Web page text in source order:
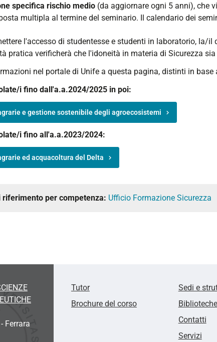
specifica rischio medio (da aggiornare ogni 5 anni), che
multipla al termine del seminario. Il calendario dei
l'accesso di studentesse e studenti in laboratorio, la/il
pratica verificherà che l'idoneità in materia di Sicurezza
nel portale di Unife a questa pagina, distinti in base
i fino dall'a.a.2024/2025 in poi:
e gestione sostenibile degli agroecosistemi
i fino all'a.a.2023/2024:
ed acquacoltura del Delta
riferimento per competenza: Ufficio Formazione Sicurezza
Ferrara
Tutor
Brochure del corso
Sedi e
Biblioteche
Contatti
Servizi